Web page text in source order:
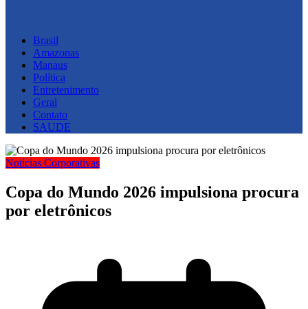
Brasil
Amazonas
Manaus
Política
Entretenimento
Geral
Contato
SAUDE
Notícias Corporativas
Copa do Mundo 2026 impulsiona procura
por eletrônicos